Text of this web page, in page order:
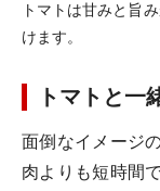
トマトは甘みと旨
けます。
トマトと一
面倒なイメージ
肉よりも短時間